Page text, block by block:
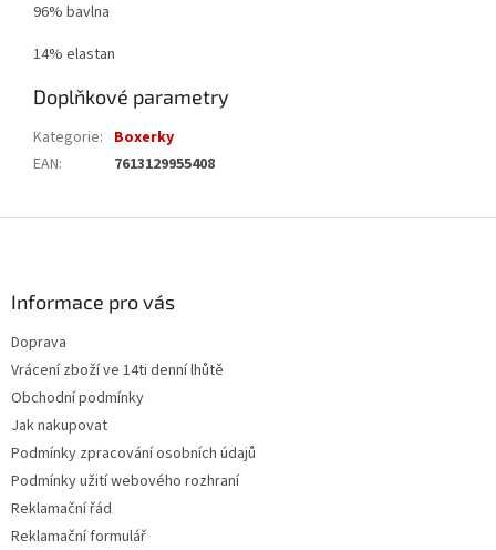
96% bavlna
14% elastan
Doplňkové parametry
Kategorie: Boxerky
EAN: 7613129955408
Informace pro vás
Doprava
Vrácení zboží ve 14ti denní lhůtě
Obchodní podmínky
Jak nakupovat
Podmínky zpracování osobních údajů
Podmínky užití webového rozhraní
Reklamační řád
Reklamační formulář